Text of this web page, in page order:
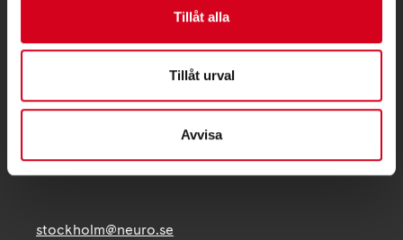
Tillåt alla
Tillåt urval
Avvisa
Besöksadress:
Fatbursgatan 19, 118 28 STOCKHOLM
Samma som besöksadress
stockholm@neuro.se